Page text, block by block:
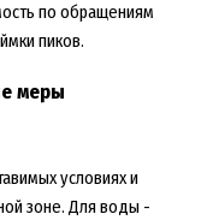
по обращениям
пиков.
меры
условиях и
зоне. Для воды -